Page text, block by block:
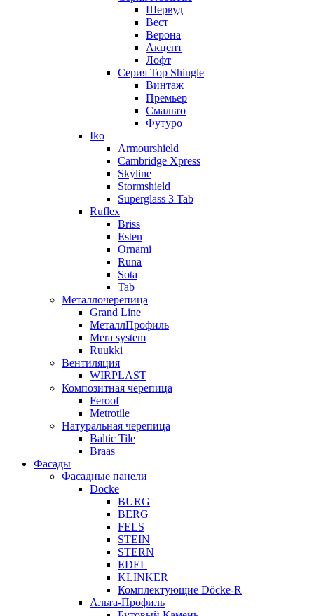
Шервуд
Вест
Верона
Акцент
Лофт
Серия Top Shingle
Винтаж
Премьер
Смальто
Футуро
Iko
Armourshield
Cambridge Xpress
Skyline
Stormshield
Superglass 3 Tab
Ruflex
Briss
Esten
Ornami
Runa
Sota
Tab
Металлочерепица
Grand Line
МеталлПрофиль
Mera system
Ruukki
Вентиляция
WIRPLAST
Композитная черепица
Feroof
Metrotile
Натуральная черепица
Baltic Tile
Braas
Фасады
Фасадные панели
Docke
BURG
BERG
FELS
STEIN
STERN
EDEL
KLINKER
Комплектующие Döcke-R
Альта-Профиль